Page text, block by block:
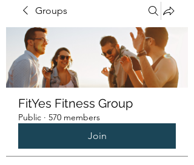
Groups
FitYes Fitness Group
Public · 570 members
Join